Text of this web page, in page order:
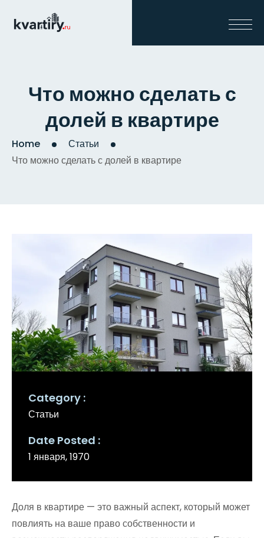
Что можно сделать с
долей в квартире
Home
Статьи
Что можно сделать с долей в квартире
Category
Статьи
Date Posted
1 января, 1970
Доля в квартире — это важный аспект, который может
повлиять на ваше право собственности и